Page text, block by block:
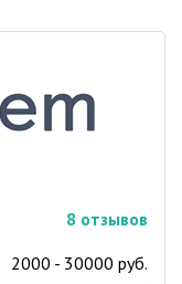
8 отзывов
2000 - 30000 руб.